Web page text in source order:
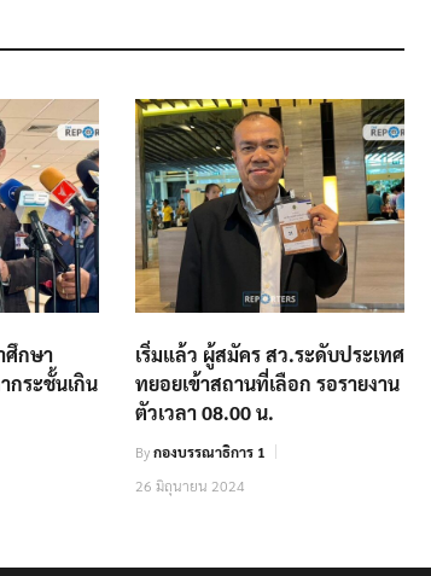
ศึกษา
กระชั้นเกิน
เริ่มแล้ว ผู้สมัคร สว.ระดับประเทศ
ทยอยเข้าสถานที่เลือก รอรายงาน
ตัวเวลา 08.00 น.
Byกองบรรณาธิการ 1
26 มิถุนายน 2024